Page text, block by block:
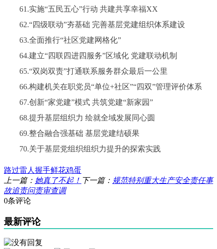
61.实施“五民五心”行动 共建共享幸福XX
62.“四级联动”夯基础 完善基层党建组织体系建设
63.全面推行“社区党建网格化”
64.建立“四联四进四服务”区域化 党建联动机制
65.“双岗双责”打通联系服务群众最后一公里
66.构建机关在职党员“单位+社区”“四双”管理评价体系
67.创新“家党建”模式 共筑党建“新家园”
68.提升基层组织力 绘就全域发展同心圆
69.整合融合强基础 基层党建结硕果
70.关于基层党组织组织力提升的探索实践
路过雷人 握手鲜花鸡蛋
上一篇： 她真了不起！ 下一篇： 规范特别重大生产安全责任事
故追责问责审查调
0条评论
最新评论